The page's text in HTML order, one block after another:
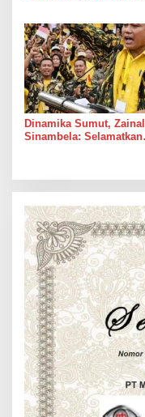
Media Online
Dinamika Sumut, Zainal
Sinambela: Selamatkan